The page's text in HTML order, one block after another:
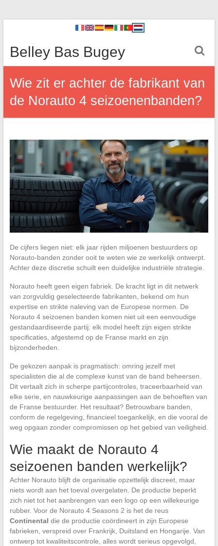
Belley Bas Bugey
Wie zit er achter de fabrikant van
de Norauto 4 seizoenenbanden?
De cijfers liegen niet: elk jaar rijden miljoenen bestuurders op
Norauto-banden zonder ooit te weten wie ze werkelijk ontwerpt.
Achter deze discretie schuilt een duidelijke industriële strategie.
Norauto heeft geen eigen fabriek. De kracht ligt in dit netwerk
van zorgvuldig geselecteerde fabrikanten, bekend om hun
expertise en strikte naleving van de Europese normen. De
Norauto 4 seizoenen banden komen niet uit een eenvoudige
gestandaardiseerde partij: elk model heeft zijn eigen strikte
specificaties, afgestemd op de Franse markt en zijn
bijzonderheden.
De gekozen aanpak is pragmatisch: omring jezelf met
specialisten die al de complexe kunst van de band beheersen.
Dit vertaalt zich in scherpe partijcontroles, traceerbaarheid van
elke serie, en nauwkeurige aanpassingen aan de behoeften van
de Franse bestuurder. Het resultaat? Betrouwbare banden,
conform de regelgeving, financieel toegankelijk, en die vooral de
weg opgaan zonder compromissen op het gebied van veiligheid.
Wie maakt de Norauto 4
seizoenen banden werkelijk?
Achter Norauto blijft de organisatie opzettelijk discreet, maar
niets wordt aan het toeval overgelaten. De productie beperkt
zich niet tot het aanbrengen van een logo op een willekeurige
rubber. Voor de Norauto 4 Seasons 2 is het de reus
Continental die de productie coördineert in zijn Europese
fabrieken, verspreid over Frankrijk, Duitsland en Hongarije. Van
ontwerp tot kwaliteitscontrole, alles wordt serieus opgevolgd,